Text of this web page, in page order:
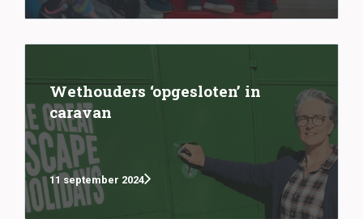
Wethouders ‘opgesloten’ in
caravan
11 september 2024